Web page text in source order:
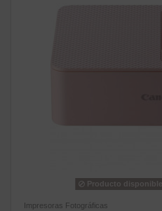
Producto
Impresoras Fotográficas